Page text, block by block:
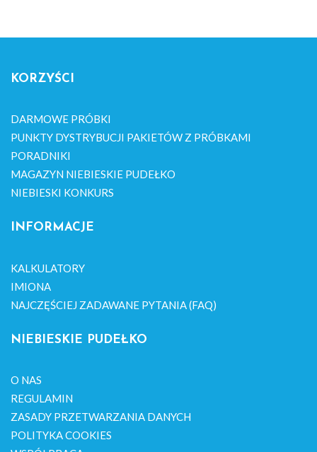
KORZYŚCI
DARMOWE PRÓBKI
PUNKTY DYSTRYBUCJI PAKIETÓW Z PRÓBKAMI
PORADNIKI
MAGAZYN NIEBIESKIE PUDEŁKO
NIEBIESKI KONKURS
INFORMACJE
KALKULATORY
IMIONA
NAJCZĘŚCIEJ ZADAWANE PYTANIA (FAQ)
NIEBIESKIE PUDEŁKO
O NAS
REGULAMIN
ZASADY PRZETWARZANIA DANYCH
POLITYKA COOKIES